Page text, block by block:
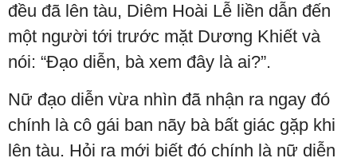
đều đã lên tàu, Diêm Hoài Lễ liền dẫn đến
một người tới trước mặt Dương Khiết và
nói: “Đạo diễn, bà xem đây là ai?”.
Nữ đạo diễn vừa nhìn đã nhận ra ngay đó
chính là cô gái ban nãy bà bất giác gặp khi
lên tàu. Hỏi ra mới biết đó chính là nữ diễn